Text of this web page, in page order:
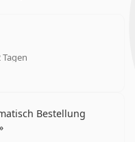
5 aus 5
Bestellung